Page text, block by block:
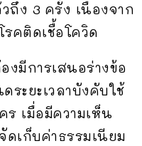
ถึง 3 ครั้ง เนื่องจาก
คติดเชื้อโควิด
งมีการเสนอร่างข้อ
ะยะเวลาบังคับใช้
เมื่อมีความเห็น
ดเก็บค่าธรรมเนียม